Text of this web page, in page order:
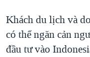
Khách du lịch và
có thể ngăn cản
đầu tư vào